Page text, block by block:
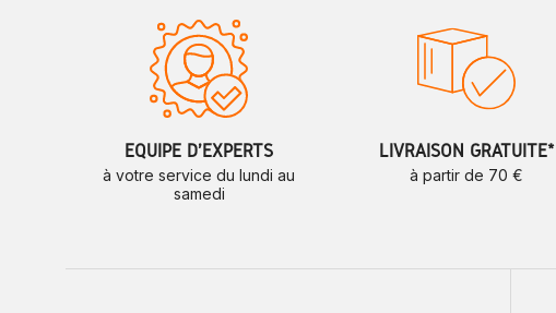
ÉQUIPE D'EXPERTS
à votre service du lundi au
samedi
LIVRAISON GRATUITE*
à partir de 70 €